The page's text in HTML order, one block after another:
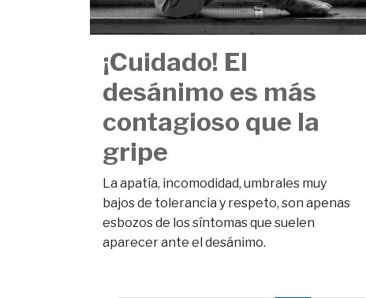
¡Cuidado! El
desánimo es más
contagioso que la
gripe
La apatía, incomodidad, umbrales muy
bajos de tolerancia y respeto, son apenas
esbozos de los síntomas que suelen
aparecer ante el desánimo.